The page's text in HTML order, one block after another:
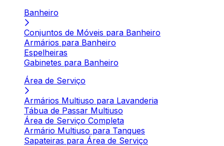
Banheiro
Conjuntos de Móveis para Banheiro
Armários para Banheiro
Espelheiras
Gabinetes para Banheiro
Área de Serviço
Armários Multiuso para Lavanderia
Tábua de Passar Multiuso
Área de Serviço Completa
Armário Multiuso para Tanques
Sapateiras para Área de Serviço